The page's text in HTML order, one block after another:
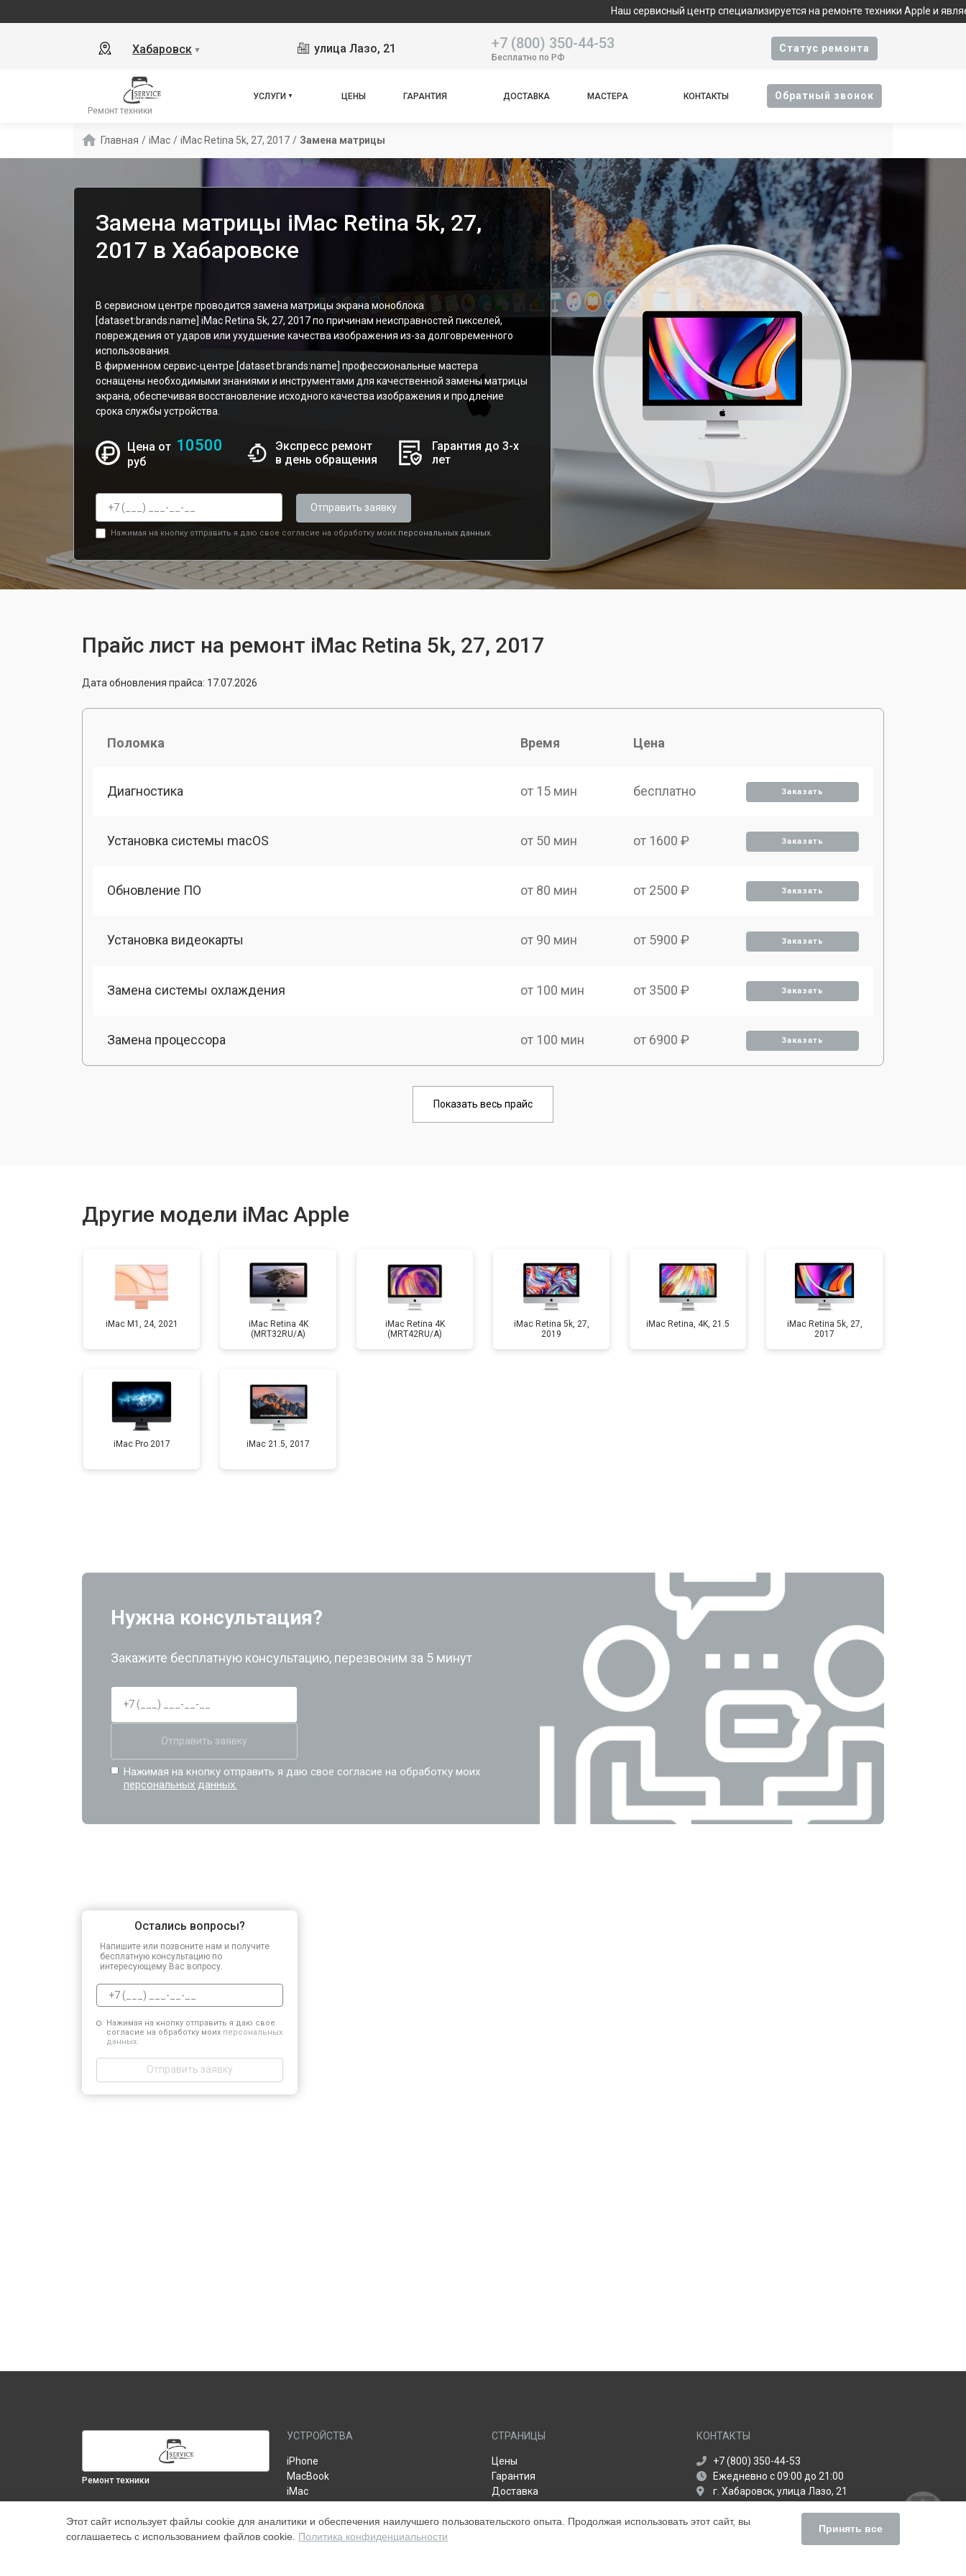
Наш сервисный центр специализируется на ремонте техники Apple и является
Хабаровск ▼ улица Лазо, 21 +7 (800) 350-44-53
Бесплатно по РФ
Cтатус ремонта
Ремонт техники
УСЛУГИ ЦЕНЫ ГАРАНТИЯ ДОСТАВКА МАСТЕРА КОНТАКТЫ Oбратный звонок
Главная / iMac / iMac Retina 5k, 27, 2017 / Замена матрицы
Замена матрицы iMac Retina 5k, 27,
2017 в Хабаровске
В сервисном центре проводится замена матрицы экрана моноблока
[dataset:brands:name] iMac Retina 5k, 27, 2017 по причинам неисправностей пикселей,
повреждения от ударов или ухудшение качества изображения из-за долговременного
использования.
В фирменном сервис-центре [dataset:brands:name] профессиональные мастера
оснащены необходимыми знаниями и инструментами для качественной замены матрицы
экрана, обеспечивая восстановление исходного качества изображения и продление
срока службы устройства.
Цена от 10500
руб
Экспресс ремонт
в день обращения
Гарантия до 3-х
лет
Отправить заявку
Нажимая на кнопку отправить я даю свое согласие на обработку моих персональных данных.
Прайс лист на ремонт iMac Retina 5k, 27, 2017
Дата обновления прайса: 17.07.2026
Поломка Время Цена
Диагностика от 15 мин бесплатно Заказать
Установка системы macOS от 50 мин от 1600 ₽ Заказать
Обновление ПО от 80 мин от 2500 ₽ Заказать
Установка видеокарты от 90 мин от 5900 ₽ Заказать
Замена системы охлаждения от 100 мин от 3500 ₽ Заказать
Замена процессора от 100 мин от 6900 ₽ Заказать
от 90 мин
Профилактическая чистка от 60 мин от 2500 ₽ Заказать
Замена жесткого диска HDD/SSD от 110 мин Заказать
Показать весь прайс
Другие модели iMac Apple
iMac M1, 24, 2021
iMac Retina 4K
(MRT32RU/A)
iMac Retina 4K
(MRT42RU/A)
iMac Retina 5k, 27,
2019
iMac Retina, 4K, 21.5
iMac Retina 5k, 27,
2017
iMac Pro 2017 iMac 21.5, 2017
Нужна консультация?
Закажите бесплатную консультацию, перезвоним за 5 минут
Отправить заявку
Нажимая на кнопку отправить я даю свое согласие на обработку моих
персональных данных.
Остались вопросы?
Напишите или позвоните нам и получите
бесплатную консультацию по
интересующему Вас вопросу.
Нажимая на кнопку отправить я даю свое
согласие на обработку моих персональных
данных.
Отправить заявку
Ремонт техники
Замена матрицы iMac Retina 5k, 27, 2017
вМоскве
УСТРОЙСТВА
iPhone
MacBook
iMac
Монитор Apple (Display)
Tюнер Apple TV
СТРАНИЦЫ
Цены
Гарантия
Доставка
Мастера
КОНТАКТЫ
+7 (800) 350-44-53
Ежедневно с 09:00 до 21:00
г. Хабаровск, улица Лазо, 21
Политика конфиденциальности
Этот сайт использует файлы cookie для аналитики и обеспечения наилучшего пользовательского опыта. Продолжая использовать этот сайт, вы
соглашаетесь с использованием файлов cookie. Политика конфиденциальности
Принять все